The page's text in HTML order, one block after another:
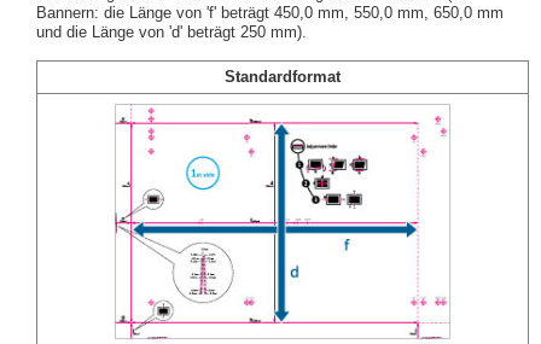
Bannern: die Länge von 'f' beträgt 450,0 mm, 550,0 mm, 650,0 mm
und die Länge von 'd' beträgt 250 mm).
Standardformat